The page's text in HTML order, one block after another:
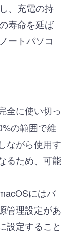
、充電の持
寿命を延ば
ートパソコ
全に使い切っ
の範囲で維
ながら使用す
るため、可能
にはバ
管理設定があ
設定すること